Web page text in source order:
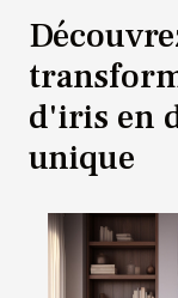
d'iris en
unique